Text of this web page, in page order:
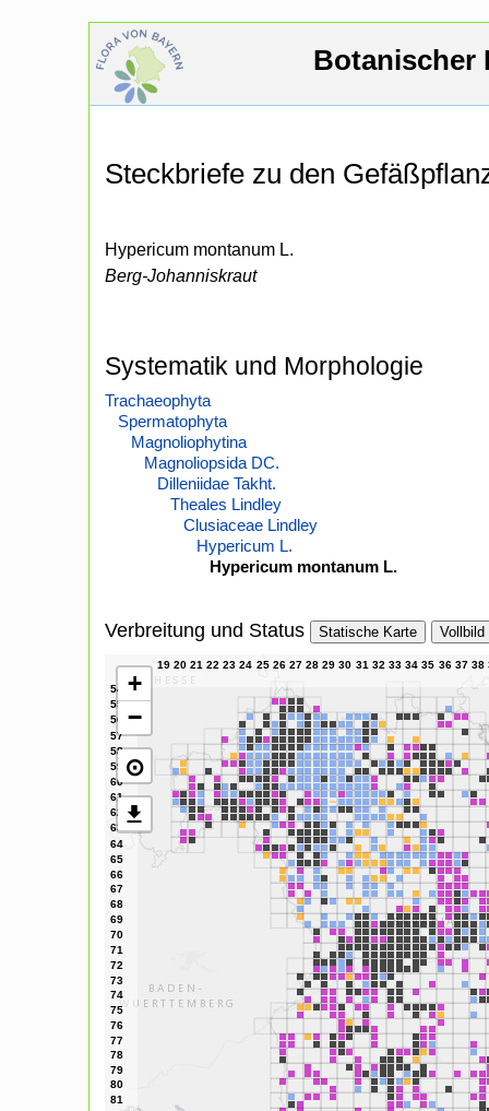
Botanischer
Steckbriefe zu den
Hypericum montanum L.
Berg-Johanniskraut
Systematik und Morphologie
Trachaeophyta
Spermatophyta
Magnoliophytina
Magnoliopsida DC.
Dilleniidae Takht.
Theales Lindley
Clusiaceae Lindley
Hypericum L.
Hypericum montanum L.
Verbreitung und Status Statische Karte Vollbild
+
−
⊙